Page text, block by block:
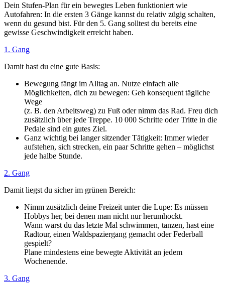
Dein Stufen-Plan für ein bewegtes Leben funktioniert wie
Autofahren: In die ersten 3 Gänge kannst du relativ zügig schalten,
wenn du gesund bist. Für den 5. Gang solltest du bereits eine
gewisse Geschwindigkeit erreicht haben.
1. Gang
Damit hast du eine gute Basis:
Bewegung fängt im Alltag an. Nutze einfach alle
Möglichkeiten, dich zu bewegen: Geh konsequent tägliche
Wege
(z. B. den Arbeitsweg) zu Fuß oder nimm das Rad. Freu dich
zusätzlich über jede Treppe. 10 000 Schritte oder Tritte in die
Pedale sind ein gutes Ziel.
Ganz wichtig bei langer sitzender Tätigkeit: Immer wieder
aufstehen, sich strecken, ein paar Schritte gehen – möglichst
jede halbe Stunde.
2. Gang
Damit liegst du sicher im grünen Bereich:
Nimm zusätzlich deine Freizeit unter die Lupe: Es müssen
Hobbys her, bei denen man nicht nur herumhockt.
Wann warst du das letzte Mal schwimmen, tanzen, hast eine
Radtour, einen Waldspaziergang gemacht oder Federball
gespielt?
Plane mindestens eine bewegte Aktivität an jedem
Wochenende.
3. Gang